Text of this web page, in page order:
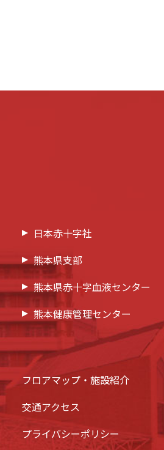
日本赤十字社
熊本県支部
熊本県赤十字血液センター
熊本健康管理センター
フロアマップ・施設紹介
交通アクセス
プライバシーポリシー